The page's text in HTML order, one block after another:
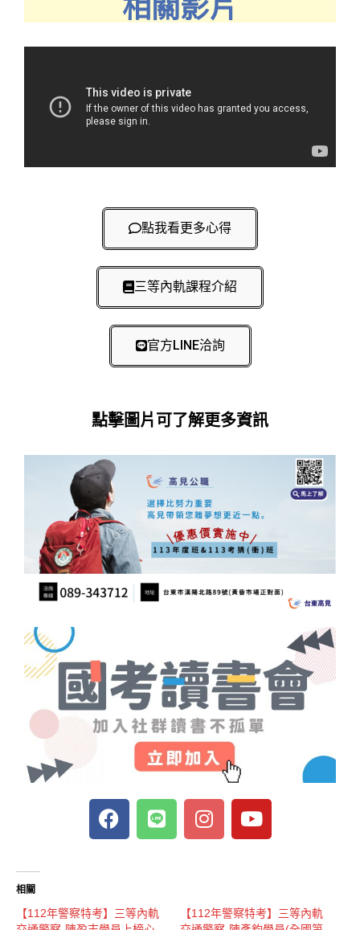
相關影片
點我看更多心得
三等內軌課程介紹
官方LINE洽詢
點擊圖片可了解更多資訊
相關
【112年警察特考】三等內軌
【112年警察特考】三等內軌